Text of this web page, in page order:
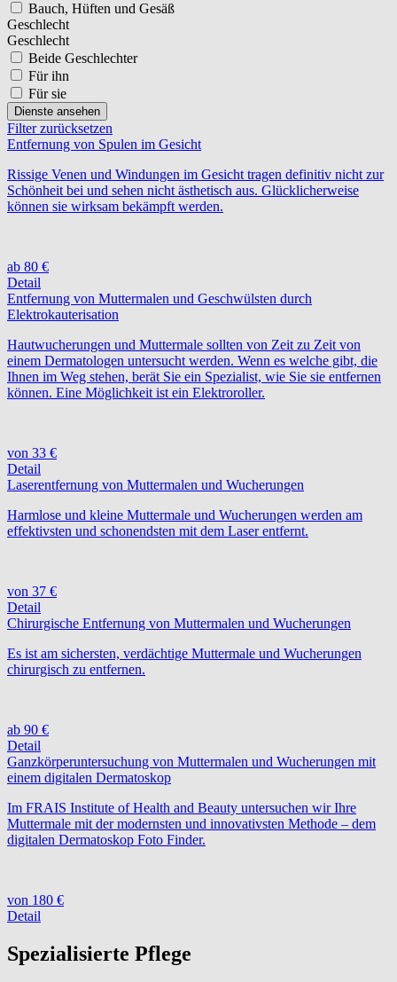
Bauch, Hüften und Gesäß
Geschlecht
Geschlecht
Beide Geschlechter
Für ihn
Für sie
Dienste ansehen
Filter zurücksetzen
Entfernung von Spulen im Gesicht
Rissige Venen und Windungen im Gesicht tragen definitiv nicht zur
Schönheit bei und sehen nicht ästhetisch aus. Glücklicherweise
können sie wirksam bekämpft werden.
ab 80 €
Detail
Entfernung von Muttermalen und Geschwülsten durch
Elektrokauterisation
Hautwucherungen und Muttermale sollten von Zeit zu Zeit von
einem Dermatologen untersucht werden. Wenn es welche gibt, die
Ihnen im Weg stehen, berät Sie ein Spezialist, wie Sie sie entfernen
können. Eine Möglichkeit ist ein Elektroroller.
von 33 €
Detail
Laserentfernung von Muttermalen und Wucherungen
Harmlose und kleine Muttermale und Wucherungen werden am
effektivsten und schonendsten mit dem Laser entfernt.
von 37 €
Detail
Chirurgische Entfernung von Muttermalen und Wucherungen
Es ist am sichersten, verdächtige Muttermale und Wucherungen
chirurgisch zu entfernen.
ab 90 €
Detail
Ganzkörperuntersuchung von Muttermalen und Wucherungen mit
einem digitalen Dermatoskop
Im FRAIS Institute of Health and Beauty untersuchen wir Ihre
Muttermale mit der modernsten und innovativsten Methode – dem
digitalen Dermatoskop Foto Finder.
von 180 €
Detail
Spezialisierte Pflege